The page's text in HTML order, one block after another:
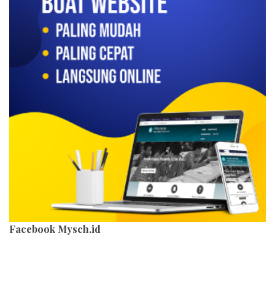
Facebook Mysch.id